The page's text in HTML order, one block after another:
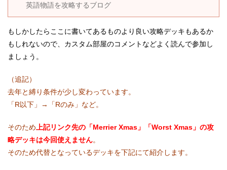
英語物語を攻略するブログ
もしかしたらここに書いてあるものより良い攻略デッキもあるか
もしれないので、カスタム部屋のコメントなどよく読んで参加し
ましょう。
（追記）
去年と縛り条件が少し変わっています。
「R以下」→「Rのみ」など。
そのため 上記リンク先の「Merrier Xmas」「Worst Xmas」の攻
略デッキは今回使えません。
そのため代替となっているデッキを下記にて紹介します。